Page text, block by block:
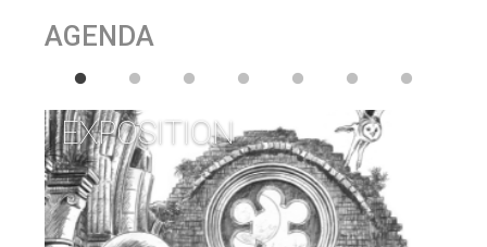
AGENDA
EXPOSITION